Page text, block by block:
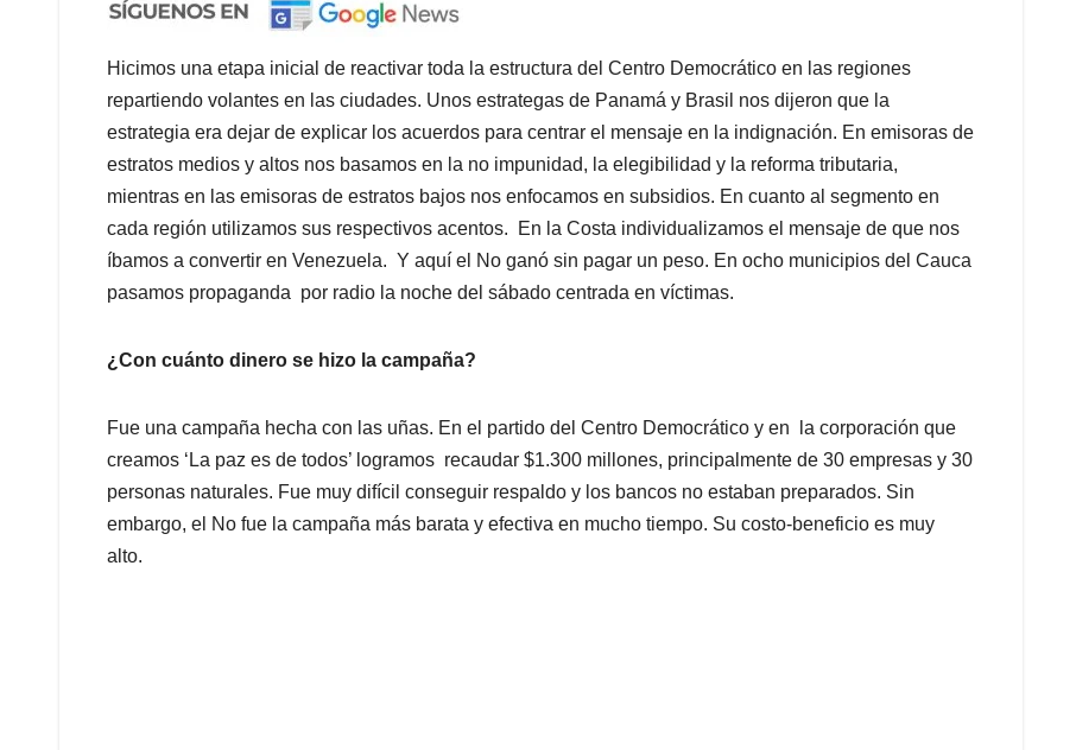
Hicimos una etapa inicial de reactivar toda la estructura del Centro Democrático en las regiones
repartiendo volantes en las ciudades. Unos estrategas de Panamá y Brasil nos dijeron que la
estrategia era dejar de explicar los acuerdos para centrar el mensaje en la indignación. En emisoras de
estratos medios y altos nos basamos en la no impunidad, la elegibilidad y la reforma tributaria,
mientras en las emisoras de estratos bajos nos enfocamos en subsidios. En cuanto al segmento en
cada región utilizamos sus respectivos acentos. En la Costa individualizamos el mensaje de que nos
íbamos a convertir en Venezuela. Y aquí el No ganó sin pagar un peso. En ocho municipios del Cauca
pasamos propaganda por radio la noche del sábado centrada en víctimas.
¿Con cuánto dinero se hizo la campaña?
Fue una campaña hecha con las uñas. En el partido del Centro Democrático y en la corporación que
creamos ‘La paz es de todos’ logramos recaudar $1.300 millones, principalmente de 30 empresas y 30
personas naturales. Fue muy difícil conseguir respaldo y los bancos no estaban preparados. Sin
embargo, el No fue la campaña más barata y efectiva en mucho tiempo. Su costo-beneficio es muy
alto.